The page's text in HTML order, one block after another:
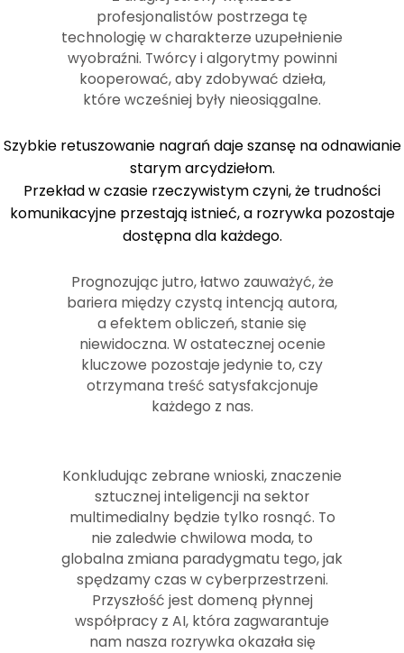
profesjonalistów postrzega tę
technologię w charakterze uzupełnienie
wyobraźni. Twórcy i algorytmy powinni
kooperować, aby zdobywać dzieła,
które wcześniej były nieosiągalne.
Szybkie retuszowanie nagrań daje szansę na odnawianie
starym arcydziełom.
Przekład w czasie rzeczywistym czyni, że trudności
komunikacyjne przestają istnieć, a rozrywka pozostaje
dostępna dla każdego.
Prognozując jutro, łatwo zauważyć, że
bariera między czystą intencją autora,
a efektem obliczeń, stanie się
niewidoczna. W ostatecznej ocenie
kluczowe pozostaje jedynie to, czy
otrzymana treść satysfakcjonuje
każdego z nas.
Konkludując zebrane wnioski, znaczenie
sztucznej inteligencji na sektor
multimedialny będzie tylko rosnąć. To
nie zaledwie chwilowa moda, to
globalna zmiana paradygmatu tego, jak
spędzamy czas w cyberprzestrzeni.
Przyszłość jest domeną płynnej
współpracy z AI, która zagwarantuje
nam nasza rozrywka okazała się